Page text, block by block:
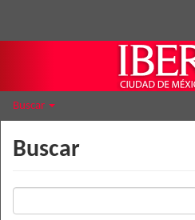
Buscar
Buscar